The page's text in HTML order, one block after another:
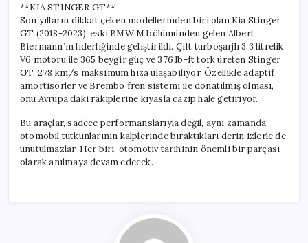
**KIA STINGER GT**
Son yılların dikkat çeken modellerinden biri olan Kia Stinger
GT (2018-2023), eski BMW M bölümünden gelen Albert
Biermann’ın liderliğinde geliştirildi. Çift turboşarjlı 3.3 litrelik
V6 motoru ile 365 beygir güç ve 376 lb-ft tork üreten Stinger
GT, 278 km/s maksimum hıza ulaşabiliyor. Özellikle adaptif
amortisörler ve Brembo fren sistemi ile donatılmış olması,
onu Avrupa’daki rakiplerine kıyasla cazip hale getiriyor.
Bu araçlar, sadece performanslarıyla değil, aynı zamanda
otomobil tutkunlarının kalplerinde bıraktıkları derin izlerle de
unutulmazlar. Her biri, otomotiv tarihinin önemli bir parçası
olarak anılmaya devam edecek.